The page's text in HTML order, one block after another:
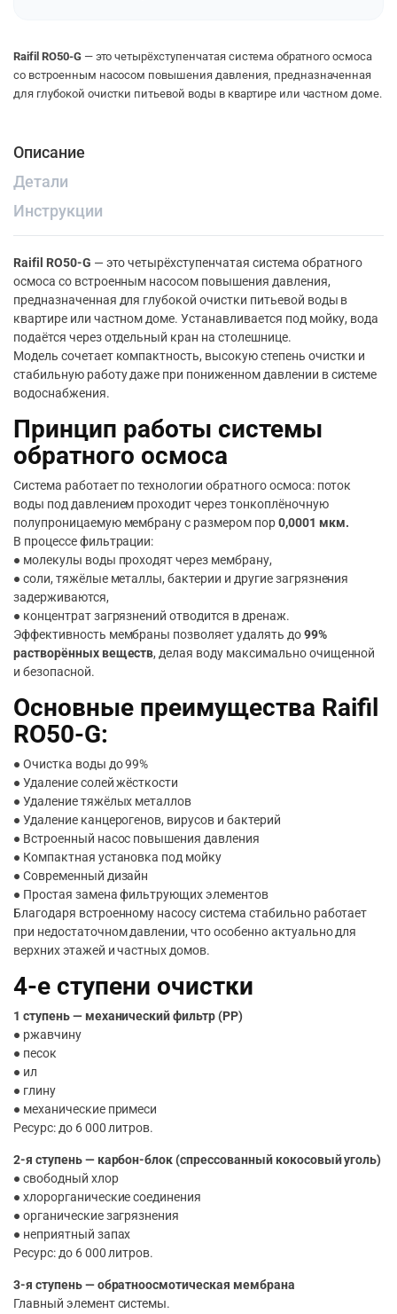
Raifil RO50-G— это четырёхступенчатая система обратного осмоса
со встроенным насосом повышения давления, предназначенная
для глубокой очистки питьевой воды в квартире или частном доме.
Описание
Детали
Инструкции
Raifil RO50-G — это четырёхступенчатая система обратного
осмоса со встроенным насосом повышения давления,
предназначенная для глубокой очистки питьевой воды в
квартире или частном доме. Устанавливается под мойку, вода
подаётся через отдельный кран на столешнице.
Модель сочетает компактность, высокую степень очистки и
стабильную работу даже при пониженном давлении в системе
водоснабжения.
Принцип работы системы
обратного осмоса
Система работает по технологии обратного осмоса: поток
воды под давлением проходит через тонкоплёночную
полупроницаемую мембрану с размером пор0,0001 мкм.
В процессе фильтрации:
● молекулы воды проходят через мембрану,
● соли, тяжёлые металлы, бактерии и другие загрязнения
задерживаются,
● концентрат загрязнений отводится в дренаж.
Эффективность мембраны позволяет удалять до99%
растворённых веществ, делая воду максимально очищенной
и безопасной.
Основные преимущества Raifil
RO50-G:
● Очистка воды до 99%
● Удаление солей жёсткости
● Удаление тяжёлых металлов
● Удаление канцерогенов, вирусов и бактерий
● Встроенный насос повышения давления
● Компактная установка под мойку
● Современный дизайн
● Простая замена фильтрующих элементов
Благодаря встроенному насосу система стабильно работает
при недостаточном давлении, что особенно актуально для
верхних этажей и частных домов.
4-е ступени очистки
1 ступень — механический фильтр (PP)
● ржавчину
● песок
● ил
● глину
● механические примеси
Ресурс: до 6 000 литров.
2-я ступень — карбон-блок (спрессованный кокосовый уголь)
● свободный хлор
● хлорорганические соединения
● органические загрязнения
● неприятный запах
Ресурс: до 6 000 литров.
3-я ступень — обратноосмотическая мембрана
Главный элемент системы.